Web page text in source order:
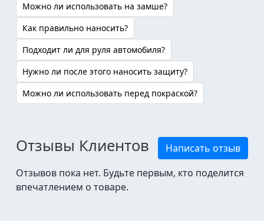
Можно ли использовать на замше?
Как правильно наносить?
Подходит ли для руля автомобиля?
Нужно ли после этого наносить защиту?
Можно ли использовать перед покраской?
Отзывы Клиентов
Написать отзыв
Отзывов пока нет. Будьте первым, кто поделится
впечатлением о товаре.